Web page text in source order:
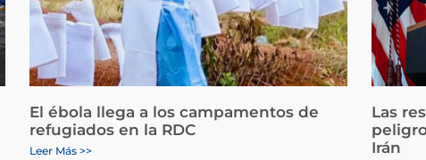
El ébola llega a los campamentos de
refugiados en la RDC
Leer Más >>
Las
Irán